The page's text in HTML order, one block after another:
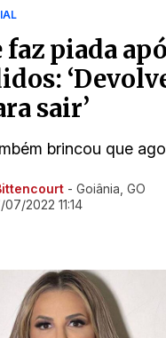
faz piada
sair’
brincou que
- Goiânia, GO
07/2022 11:14